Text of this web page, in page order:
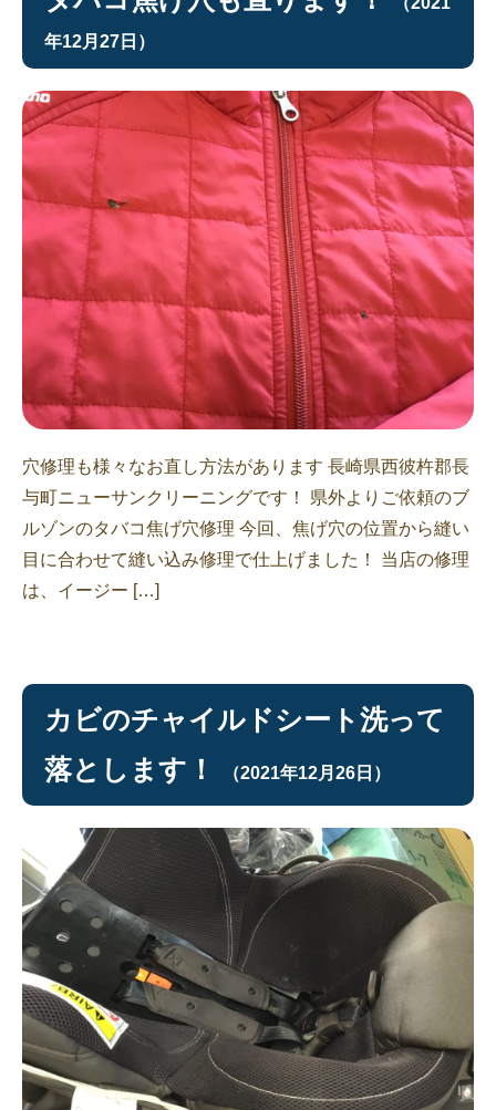
年12月27日）
穴修理も様々なお直し方法があります 長崎県西彼杵郡長
与町ニューサンクリーニングです！ 県外よりご依頼のブ
ルゾンのタバコ焦げ穴修理 今回、焦げ穴の位置から縫い
目に合わせて縫い込み修理で仕上げました！ 当店の修理
は、イージー […]
カビのチャイルドシート洗って
落とします！
（2021年12月26日）